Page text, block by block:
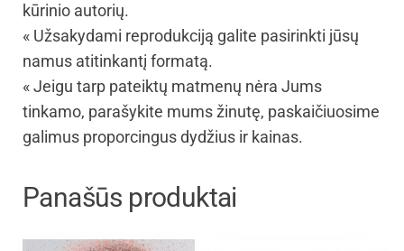
kūrinio autorių.
« Užsakydami reprodukciją galite pasirinkti jūsų
namus atitinkantį formatą.
« Jeigu tarp pateiktų matmenų nėra Jums
tinkamo, parašykite mums žinutę, paskaičiuosime
galimus proporcingus dydžius ir kainas.
Panašūs produktai